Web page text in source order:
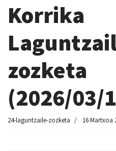
Korrika
zozketa
(2026/03/
24-laguntzaile-zozketa 16 Martxoa